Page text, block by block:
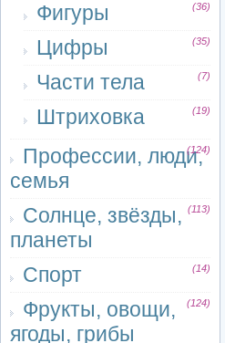
Фигуры (36)
Цифры (35)
Части тела (7)
Штриховка (19)
Профессии, люди,
семья
(124)
Солнце, звёзды,
планеты
(113)
Спорт (14)
Фрукты, овощи,
ягоды, грибы
(124)